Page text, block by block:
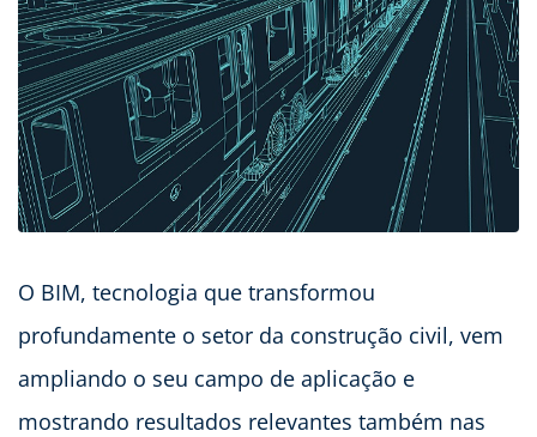
O BIM, tecnologia que transformou
profundamente o setor da construção civil, vem
ampliando o seu campo de aplicação e
mostrando resultados relevantes também nas